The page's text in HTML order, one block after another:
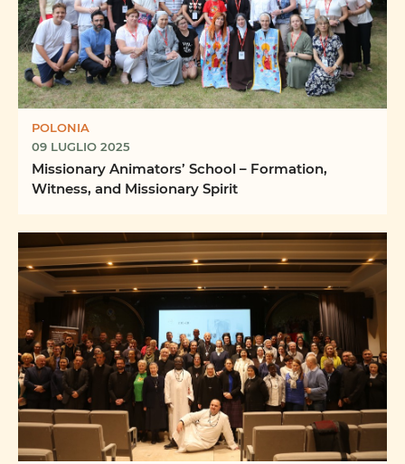
POLONIA
09 LUGLIO 2025
Missionary Animators’ School – Formation,
Witness, and Missionary Spirit